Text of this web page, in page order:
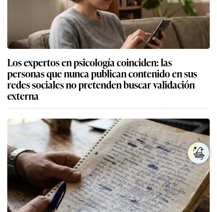
Los expertos en psicología coinciden: las
personas que nunca publican contenido en sus
redes sociales no pretenden buscar validación
externa